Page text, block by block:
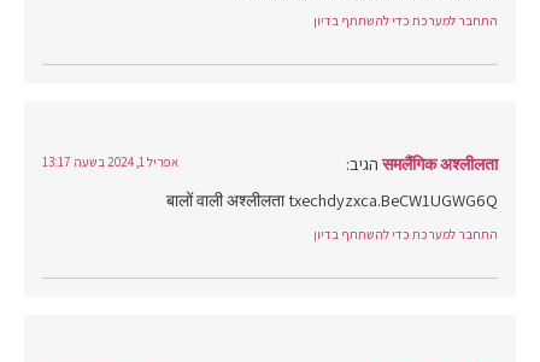
התחבר למערכת כדי להשתתף בדיון
समलैंगिक अश्लीलता הגיב: אפריל 1, 2024 בשעה 13:17
बालों वाली अश्लीलता txechdyzxca.BeCW1UGWG6Q
התחבר למערכת כדי להשתתף בדיון